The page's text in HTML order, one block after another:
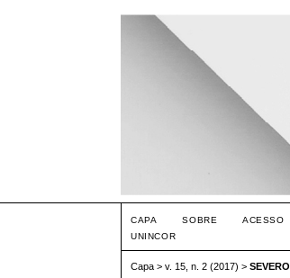
CAPA SOBRE ACESSO
UNINCOR
Capa >v. 15, n. 2 (2017) >SEVERO